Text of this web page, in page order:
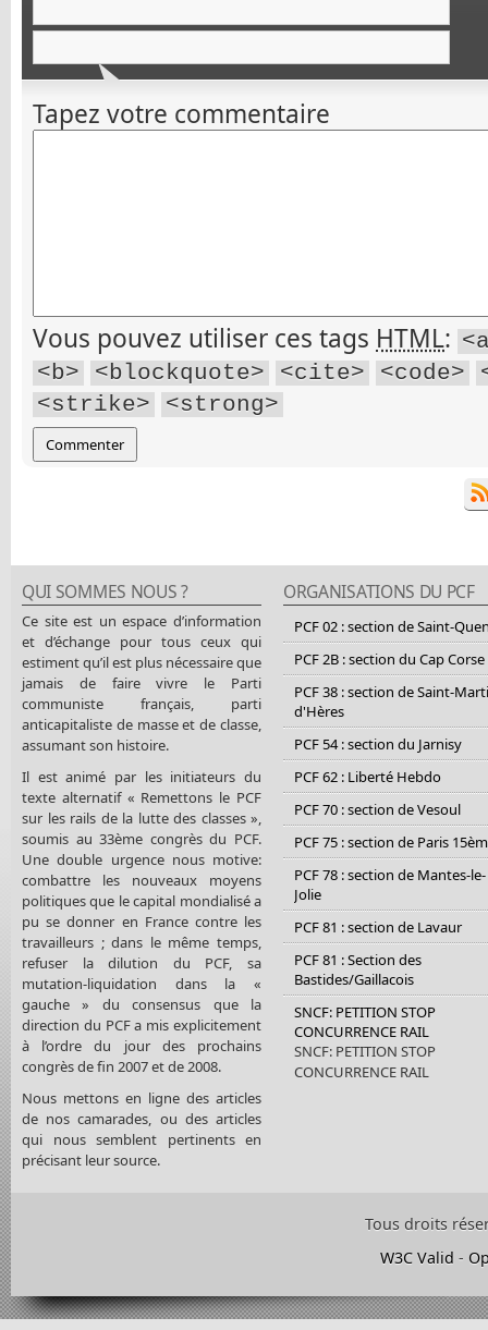
Tapez votre commentaire
Vous pouvez utiliser ces tags HTML:
<b>
<blockquote> <cite> <code>
<strike>
<strong>
QUI SOMMES NOUS ?
Ce site est un espace d’information
et d’échange pour tous ceux qui
estiment qu’il est plus nécessaire que
jamais de faire vivre le Parti
communiste français, parti
anticapitaliste de masse et de classe,
assumant son histoire.
Il est animé par les initiateurs du
texte alternatif « Remettons le PCF
sur les rails de la lutte des classes »,
soumis au 33ème congrès du PCF.
Une double urgence nous motive:
combattre les nouveaux moyens
politiques que le capital mondialisé a
pu se donner en France contre les
travailleurs ; dans le même temps,
refuser la dilution du PCF, sa
mutation-liquidation dans la «
gauche » du consensus que la
direction du PCF a mis explicitement
à l’ordre du jour des prochains
congrès de fin 2007 et de 2008.
Nous mettons en ligne des articles
de nos camarades, ou des articles
qui nous semblent pertinents en
précisant leur source.
ORGANISATIONS DU PCF
PCF 02 : section de Saint-
PCF 2B : section du Cap Corse
PCF 38 : section de Saint-
d'Hères
PCF 54 : section du Jarnisy
PCF 62 : Liberté Hebdo
PCF 70 : section de Vesoul
PCF 75 : section de Paris
PCF 78 : section de Mantes-le-
Jolie
PCF 81 : section de Lavaur
PCF 81 : Section des
Bastides/Gaillacois
SNCF: PETITION STOP
CONCURRENCE RAIL
SNCF: PETITION STOP
CONCURRENCE RAIL
Tous droits
W3C Valid -